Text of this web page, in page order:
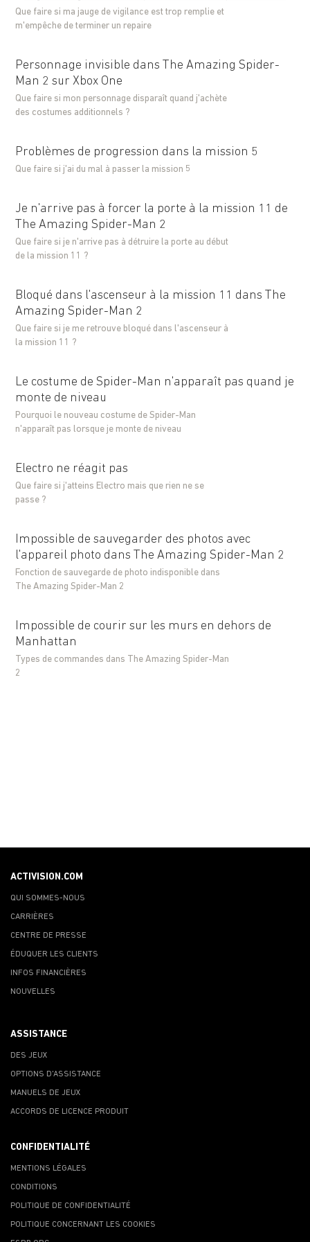
Que faire si ma jauge de vigilance est trop remplie et
m'empêche de terminer un repaire
Personnage invisible dans The Amazing Spider-
Man 2 sur Xbox One
Que faire si mon personnage disparaît quand j'achète
des costumes additionnels ?
Problèmes de progression dans la mission 5
Que faire si j'ai du mal à passer la mission 5
Je n'arrive pas à forcer la porte à la mission 11 de
The Amazing Spider-Man 2
Que faire si je n'arrive pas à détruire la porte au début
de la mission 11 ?
Bloqué dans l'ascenseur à la mission 11 dans The
Amazing Spider-Man 2
Que faire si je me retrouve bloqué dans l'ascenseur à
la mission 11 ?
Le costume de Spider-Man n'apparaît pas quand je
monte de niveau
Pourquoi le nouveau costume de Spider-Man
n'apparaît pas lorsque je monte de niveau
Electro ne réagit pas
Que faire si j'atteins Electro mais que rien ne se
passe ?
Impossible de sauvegarder des photos avec
l'appareil photo dans The Amazing Spider-Man 2
Fonction de sauvegarde de photo indisponible dans
The Amazing Spider-Man 2
Impossible de courir sur les murs en dehors de
Manhattan
Types de commandes dans The Amazing Spider-Man
2
ACTIVISION.COM
QUI SOMMES-NOUS
CARRIÈRES
CENTRE DE PRESSE
ÉDUQUER LES CLIENTS
INFOS FINANCIÈRES
NOUVELLES
ASSISTANCE
DES JEUX
OPTIONS D'ASSISTANCE
MANUELS DE JEUX
ACCORDS DE LICENCE PRODUIT
CONFIDENTIALITÉ
MENTIONS LÉGALES
CONDITIONS
POLITIQUE DE CONFIDENTIALITÉ
POLITIQUE CONCERNANT LES COOKIES